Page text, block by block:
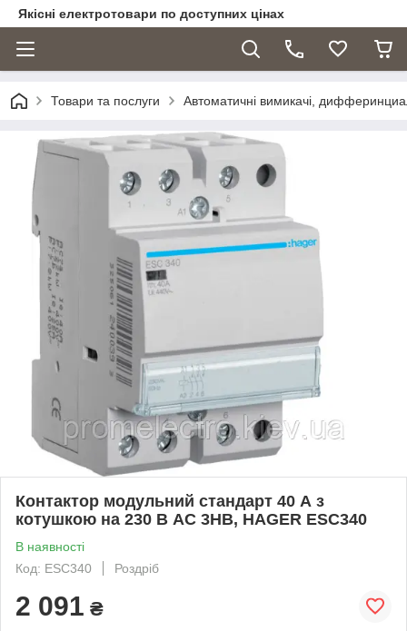
Якісні електротовари по доступних цінах
Товари та послуги Автоматичні вимикачі,
Контактор модульний стандарт 40 А з
котушкою на 230 В АС 3НВ, HAGER ESC340
В наявності
Код: ESC340
Роздріб
2 091 ₴